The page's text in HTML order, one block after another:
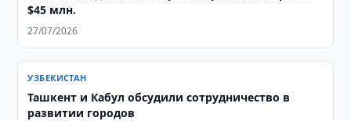
$45 млн.
27/07/2026
УЗБЕКИСТАН
Ташкент и Кабул обсудили сотрудничество в
развитии городов